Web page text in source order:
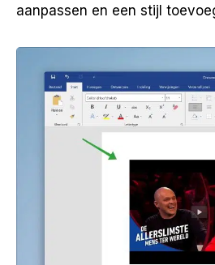
aanpassen en een stijl